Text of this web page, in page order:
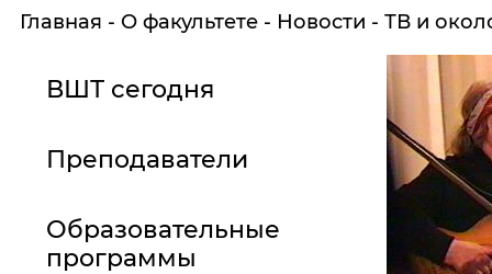
Главная О факультете Новости ТВ и
ВШТ сегодня
Преподаватели
Образовательные
программы